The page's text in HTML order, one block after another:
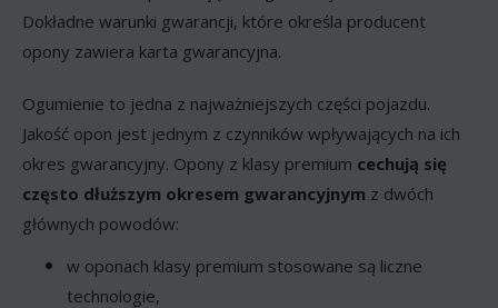
Dokładne warunki gwarancji, które określa producent
opony zawiera karta gwarancyjna.
Ogumienie to jedna z najważniejszych części pojazdu.
Jakość opon jest jednym z czynników wpływających na ich
okres gwarancyjny. Opony z klasy premium cechują się
często dłuższym okresem gwarancyjnym z dwóch
głównych powodów:
w oponach klasy premium stosowane są liczne
technologie,